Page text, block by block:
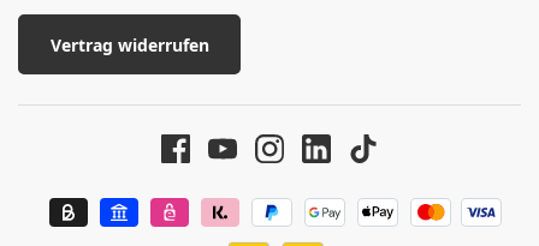
Vertrag widerrufen